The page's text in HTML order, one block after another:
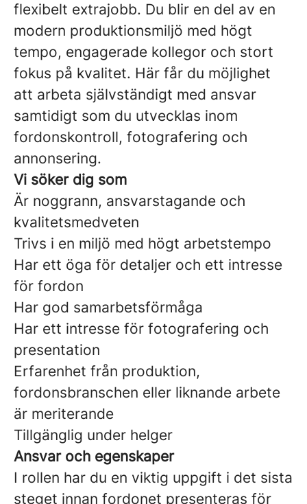
flexibelt extrajobb. Du blir en del av en
modern produktionsmiljö med högt
tempo, engagerade kollegor och stort
fokus på kvalitet. Här får du möjlighet
att arbeta självständigt med ansvar
samtidigt som du utvecklas inom
fordonskontroll, fotografering och
annonsering.
Vi söker dig som
Är noggrann, ansvarstagande och
kvalitetsmedveten
Trivs i en miljö med högt arbetstempo
Har ett öga för detaljer och ett intresse
för fordon
Har god samarbetsförmåga
Har ett intresse för fotografering och
presentation
Erfarenhet från produktion,
fordonsbranschen eller liknande arbete
är meriterande
Tillgänglig under helger
Ansvar och egenskaper
I rollen har du en viktig uppgift i det sista
steget innan fordonet presenteras för